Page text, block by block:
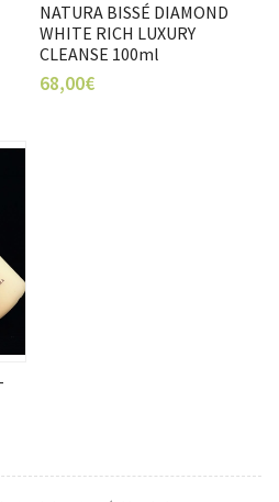
NATURA BISSÉ DIAMOND
WHITE RICH LUXURY
CLEANSE 100ml
68,00€